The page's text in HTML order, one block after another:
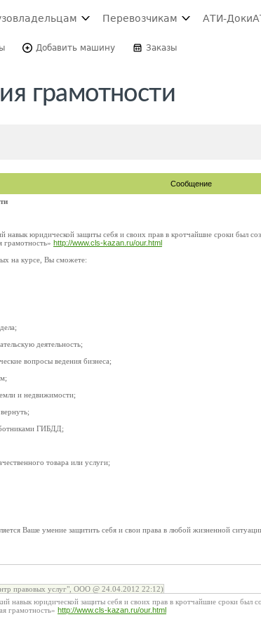
Перевозчикам АТИ-Доки
Добавить машину Заказы
грамотности
Сообщение
навык юридической защиты себя и своих прав в кротчайшие сроки был
грамотность» http://www.cls-kazan.ru/our.html
на курсе, Вы сможете:
деятельность;
вопросы ведения бизнеса;
и недвижимости;
ГИБДД;
товара или услуги;
Ваше умение защитить себя и свои права в любой жизненной
правовых услуг", ООО @ 24.04.2012 22:12)
навык юридической защиты себя и своих прав в кротчайшие сроки был
грамотность» http://www.cls-kazan.ru/our.html